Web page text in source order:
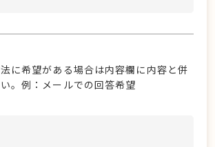
に希望がある場合は内容欄に内容と併
。例：メールでの回答希望